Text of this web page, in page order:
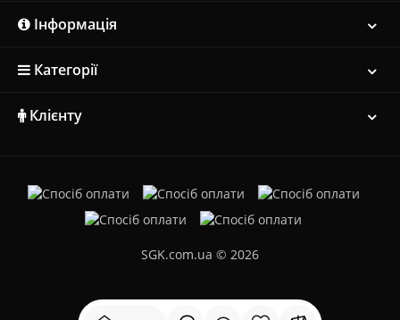
Інформація
Категорії
Клієнту
SGK.com.ua © 2026